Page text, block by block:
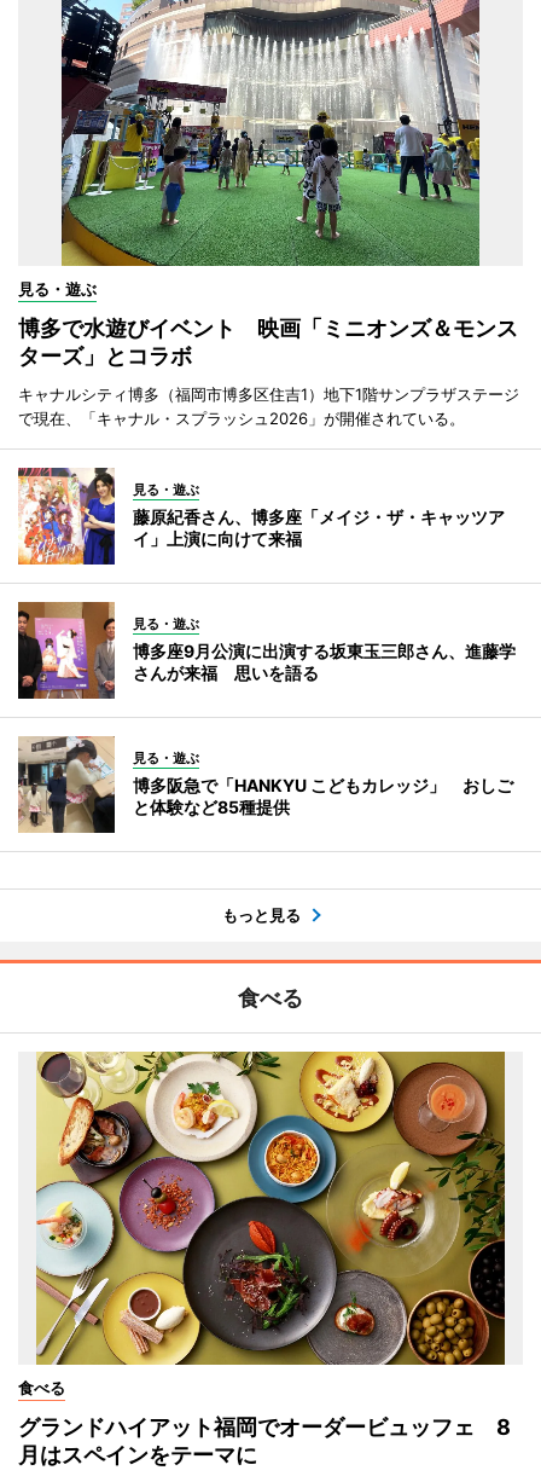
見る・遊ぶ
博多で水遊びイベント 映画「ミニオンズ＆モンス
ターズ」とコラボ
キャナルシティ博多（福岡市博多区住吉1）地下1階サンプラザステージ
で現在、「キャナル・スプラッシュ2026」が開催されている。
見る・遊ぶ
藤原紀香さん、博多座「メイジ・ザ・キャッツア
イ」上演に向けて来福
見る・遊ぶ
博多座9月公演に出演する坂東玉三郎さん、進藤学
さんが来福 思いを語る
見る・遊ぶ
博多阪急で「HANKYU こどもカレッジ」 おしご
と体験など85種提供
もっと見る
食べる
食べる
グランドハイアット福岡でオーダービュッフェ 8
月はスペインをテーマに